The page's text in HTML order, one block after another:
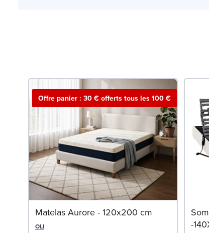
Offre panier : 30 € offerts tous les 100 €
Matelas Aurore - 120x200 cm
OLI
-